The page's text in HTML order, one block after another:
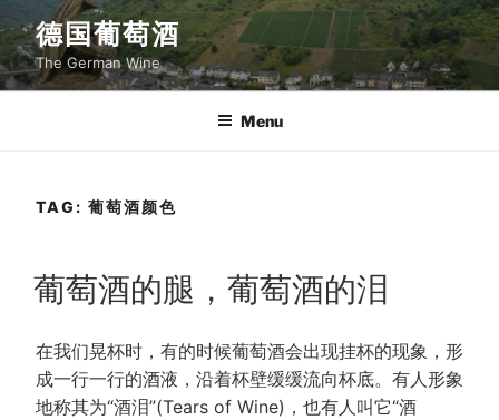
to
content
德国葡萄酒
The German Wine
Menu
TAG: 葡萄酒颜色
POSTED
ON
葡萄酒的腿，葡萄酒的泪
在我们晃杯时，有的时候葡萄酒会出现挂杯的现象，形
成一行一行的酒液，沿着杯壁缓缓流向杯底。有人形象
地称其为“酒泪”(Tears of Wine)，也有人叫它“酒